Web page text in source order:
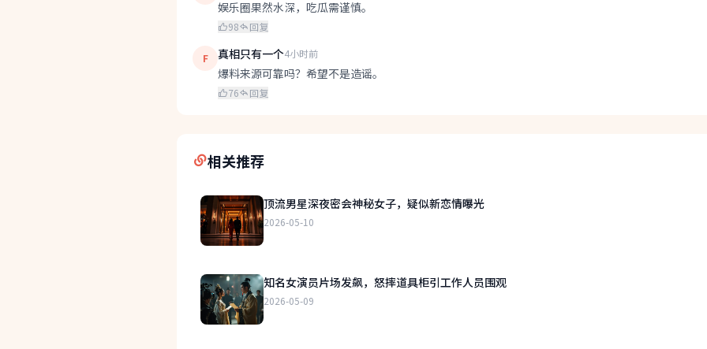
娱乐圈果然水深，吃瓜需谨慎。
98 回复
F 真相只有一个4小时前
爆料来源可靠吗？希望不是造谣。
76 回复
相关推荐
顶流男星深夜密会神秘女子，疑似新恋情曝光
2026-05-10
知名女演员片场发飙，怒摔道具柜引工作人员围观
2026-05-09